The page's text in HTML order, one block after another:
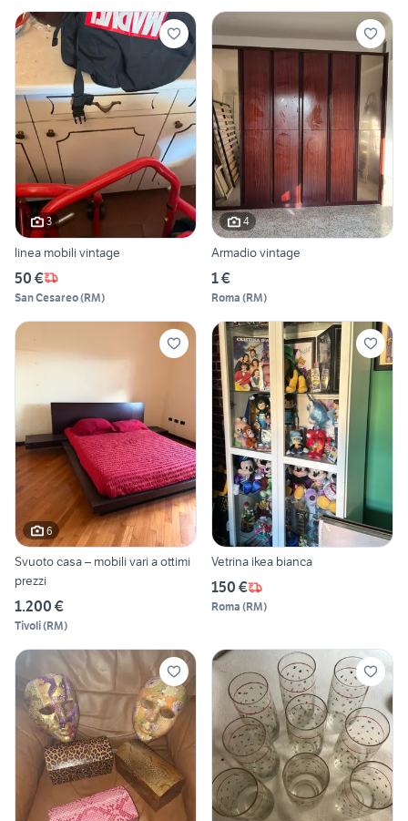
3
linea mobili vintage
50 €
San Cesareo(RM)
4
Armadio vintage
1 €
Roma (RM)
6
Svuoto casa – mobili vari a ottimi
prezzi
1.200 €
Tivoli(RM)
Vetrina ikea bianca
150 €
Roma (RM)